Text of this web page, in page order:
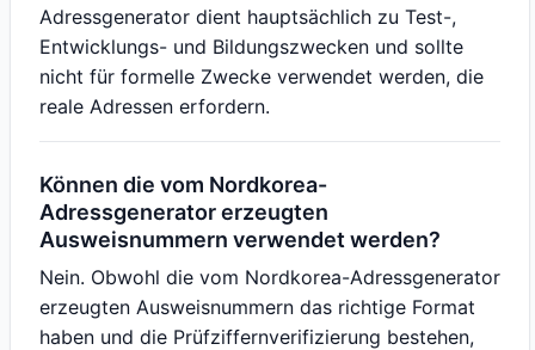
Adressgenerator dient hauptsächlich zu Test-,
Entwicklungs- und Bildungszwecken und sollte
nicht für formelle Zwecke verwendet werden, die
reale Adressen erfordern.
Können die vom Nordkorea-
Adressgenerator erzeugten
Ausweisnummern verwendet werden?
Nein. Obwohl die vom Nordkorea-Adressgenerator
erzeugten Ausweisnummern das richtige Format
haben und die Prüfziffernverifizierung bestehen,